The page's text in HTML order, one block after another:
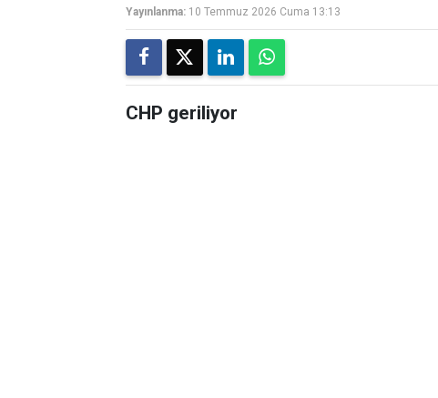
Yayınlanma: 10 Temmuz 2026 Cuma 13:13
CHP geriliyor